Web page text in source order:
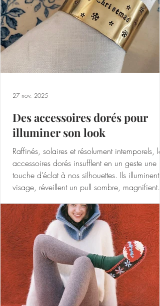
en Thaïlande. Une collaborat
Des accessoires dorés pour
illuminer son look
Raffinés, solaires et résolument intemporels, les
accessoires dorés insufflent en un geste une
touche d’éclat à nos silhouettes. Ils illuminent
visage, réveillent un pull sombre, magnifient
pièces artisanales : tour d’horizon de
qui allient élégance et savoir-faire. L’heure
étincelante selon Charlie Paris La maison
horlogère française dévoile une pièce
de caractère : l’ Initial 36 Jour/Nuit
doré rose .
27 nov. 2025